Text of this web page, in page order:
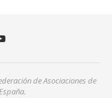
de Asociaciones de